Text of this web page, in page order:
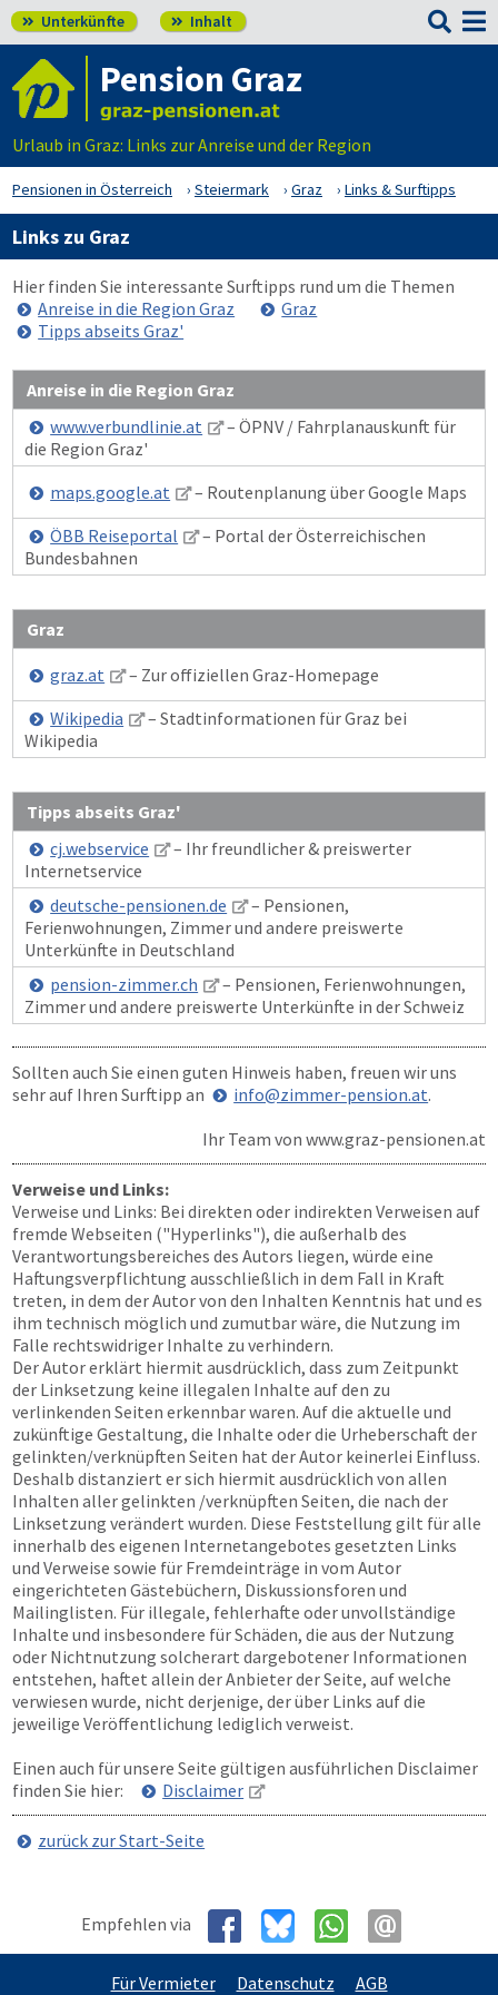
 Unterkünfte  Inhalt 
Pension Graz
Urlaub in Graz: Links zur Anreise und der Region
Pensionen in Österreich Steiermark Graz Links & Surftipps
Links zu Graz
Hier finden Sie interessante Surftipps rund um die Themen
Anreise in die Region Graz
Graz
Tipps abseits Graz'
Anreise in die Region Graz
www.verbundlinie.at
– ÖPNV / Fahrplanauskunft für
die Region Graz'
maps.google.at
– Routenplanung über Google Maps
ÖBB Reiseportal
– Portal der Österreichischen
Bundesbahnen
Graz
graz.at
– Zur offiziellen Graz-Homepage
Wikipedia
– Stadtinformationen für Graz bei
Wikipedia
Tipps abseits Graz'
cj.webservice
– Ihr freundlicher & preiswerter
Internetservice
deutsche-pensionen.de
– Pensionen,
Ferienwohnungen, Zimmer und andere preiswerte
Unterkünfte in Deutschland
pension-zimmer.ch
– Pensionen, Ferienwohnungen,
Zimmer und andere preiswerte Unterkünfte in der Schweiz
Sollten auch Sie einen guten Hinweis haben, freuen wir uns
sehr auf Ihren Surftipp an
info@zimmer-pension.at.
Ihr Team von www.graz-pensionen.at
Verweise und Links:
Verweise und Links: Bei direkten oder indirekten Verweisen auf
fremde Webseiten ("Hyperlinks"), die außerhalb des
Verantwortungsbereiches des Autors liegen, würde eine
Haftungsverpflichtung ausschließlich in dem Fall in Kraft
treten, in dem der Autor von den Inhalten Kenntnis hat und es
ihm technisch möglich und zumutbar wäre, die Nutzung im
Falle rechtswidriger Inhalte zu verhindern.
Der Autor erklärt hiermit ausdrücklich, dass zum Zeitpunkt
der Linksetzung keine illegalen Inhalte auf den zu
verlinkenden Seiten erkennbar waren. Auf die aktuelle und
zukünftige Gestaltung, die Inhalte oder die Urheberschaft der
gelinkten/verknüpften Seiten hat der Autor keinerlei Einfluss.
Deshalb distanziert er sich hiermit ausdrücklich von allen
Inhalten aller gelinkten /verknüpften Seiten, die nach der
Linksetzung verändert wurden. Diese Feststellung gilt für alle
innerhalb des eigenen Internetangebotes gesetzten Links
und Verweise sowie für Fremdeinträge in vom Autor
eingerichteten Gästebüchern, Diskussionsforen und
Mailinglisten. Für illegale, fehlerhafte oder unvollständige
Inhalte und insbesondere für Schäden, die aus der Nutzung
oder Nichtnutzung solcherart dargebotener Informationen
entstehen, haftet allein der Anbieter der Seite, auf welche
verwiesen wurde, nicht derjenige, der über Links auf die
jeweilige Veröffentlichung lediglich verweist.
Einen auch für unsere Seite gültigen ausführlichen Disclaimer
finden Sie hier:
Disclaimer
zurück zur Start-Seite
Empfehlen via
Für Vermieter Datenschutz AGB